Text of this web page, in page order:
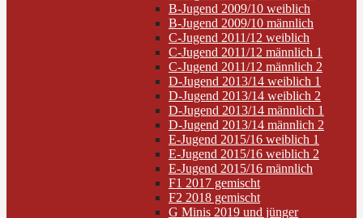
B-Jugend 2009/10 weiblich
B-Jugend 2009/10 männlich
C-Jugend 2011/12 weiblich
C-Jugend 2011/12 männlich 1
C-Jugend 2011/12 männlich 2
D-Jugend 2013/14 weiblich 1
D-Jugend 2013/14 weiblich 2
D-Jugend 2013/14 männlich 1
D-Jugend 2013/14 männlich 2
E-Jugend 2015/16 weiblich 1
E-Jugend 2015/16 weiblich 2
E-Jugend 2015/16 männlich
F1 2017 gemischt
F2 2018 gemischt
G Minis 2019 und jünger